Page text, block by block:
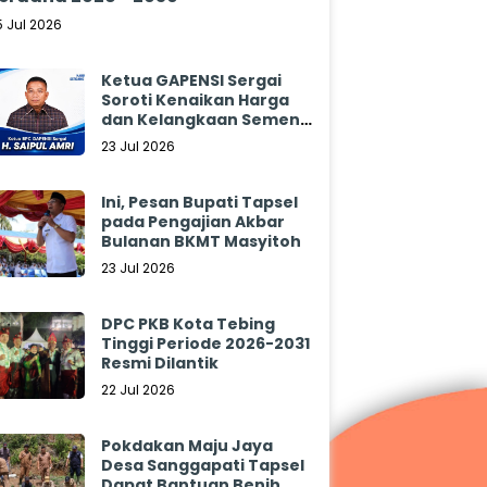
Jul 2026
Ketua GAPENSI Sergai
Soroti Kenaikan Harga
dan Kelangkaan Semen,
Minta Pemerintah
23 Jul 2026
Ini, Pesan Bupati Tapsel
pada Pengajian Akbar
Bulanan BKMT Masyitoh
23 Jul 2026
DPC PKB Kota Tebing
Tinggi Periode 2026-2031
Resmi Dilantik
22 Jul 2026
Pokdakan Maju Jaya
Desa Sanggapati Tapsel